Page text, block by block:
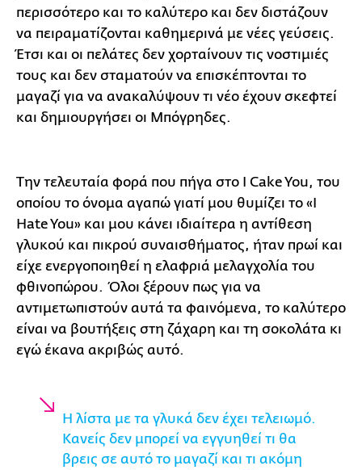
περισσότερο και το καλύτερο και δεν διστάζουν
να πειραματίζονται καθημερινά με νέες γεύσεις.
Έτσι και οι πελάτες δεν χορταίνουν τις νοστιμιές
τους και δεν σταματούν να επισκέπτονται το
μαγαζί για να ανακαλύψουν τι νέο έχουν σκεφτεί
και δημιουργήσει οι Μπόγρηδες.
Την τελευταία φορά που πήγα στο I Cake You, του
οποίου το όνομα αγαπώ γιατί μου θυμίζει το «I
Hate You» και μου κάνει ιδιαίτερα η αντίθεση
γλυκού και πικρού συναισθήματος, ήταν πρωί και
είχε ενεργοποιηθεί η ελαφριά μελαγχολία του
φθινοπώρου. Όλοι ξέρουν πως για να
αντιμετωπιστούν αυτά τα φαινόμενα, το καλύτερο
είναι να βουτήξεις στη ζάχαρη και τη σοκολάτα κι
εγώ έκανα ακριβώς αυτό.
Η λίστα με τα γλυκά δεν έχει τελειωμό.
Κανείς δεν μπορεί να εγγυηθεί τι θα
βρεις σε αυτό το μαγαζί και τι ακόμη